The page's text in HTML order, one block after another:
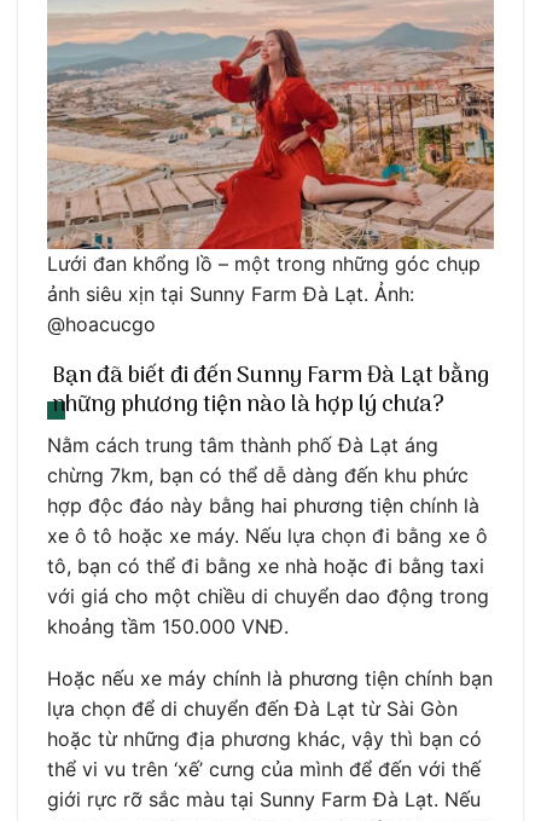
Lưới đan khổng lồ – một trong những góc chụp
ảnh siêu xịn tại Sunny Farm Đà Lạt. Ảnh:
@hoacucgo
Bạn đã biết đi đến Sunny Farm Đà Lạt bằng
những phương tiện nào là hợp lý chưa?
Nằm cách trung tâm thành phố Đà Lạt áng
chừng 7km, bạn có thể dễ dàng đến khu phức
hợp độc đáo này bằng hai phương tiện chính là
xe ô tô hoặc xe máy. Nếu lựa chọn đi bằng xe ô
tô, bạn có thể đi bằng xe nhà hoặc đi bằng taxi
với giá cho một chiều di chuyển dao động trong
khoảng tầm 150.000 VNĐ.
Hoặc nếu xe máy chính là phương tiện chính bạn
lựa chọn để di chuyển đến Đà Lạt từ Sài Gòn
hoặc từ những địa phương khác, vậy thì bạn có
thể vi vu trên ‘xế’ cưng của mình để đến với thế
giới rực rỡ sắc màu tại Sunny Farm Đà Lạt. Nếu